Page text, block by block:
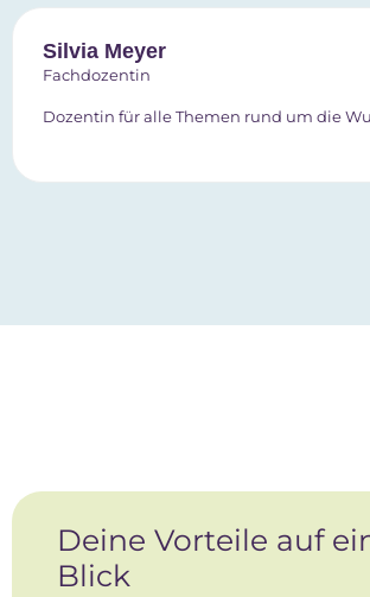
Silvia Meyer
Fachdozentin
Dozentin für alle Themen rund um die
Deine Vorteile auf
Blick